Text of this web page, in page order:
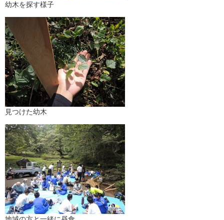
幼木を探す様子
見つけた幼木